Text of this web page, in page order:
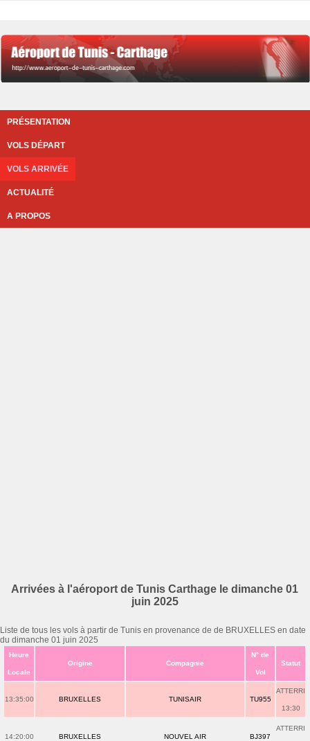
PRÉSENTATION
VOLS DÉPART
VOLS ARRIVÉE
ACTUALITÉ
A PROPOS
Arrivées à l'aéroport de Tunis Carthage le dimanche 01
juin 2025
Liste de tous les vols à partir de Tunis en provenance de de BRUXELLES en date
du dimanche 01 juin 2025
Heure
Locale
Origine Compagnie
N° de
Vol
Statut
13:35:00 BRUXELLES TUNISAIR TU955
ATTERRI
13:30
14:20:00 BRUXELLES NOUVEL AIR BJ397
ATTERRI